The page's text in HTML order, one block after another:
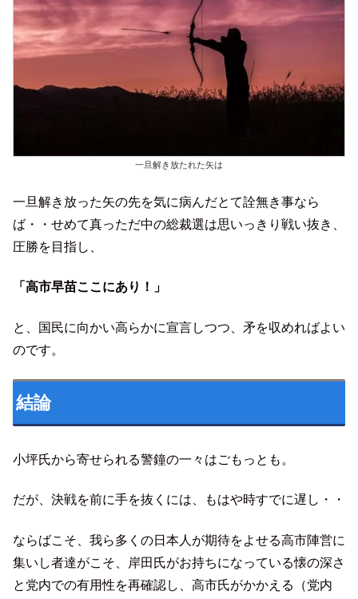
一旦解き放たれた矢は
一旦解き放った矢の先を気に病んだとて詮無き事なら
ば・・せめて真っただ中の総裁選は思いっきり戦い抜き、
圧勝を目指し、
「高市早苗ここにあり！」
と、国民に向かい高らかに宣言しつつ、矛を収めればよい
のです。
結論
小坪氏から寄せられる警鐘の一々はごもっとも。
だが、決戦を前に手を抜くには、もはや時すでに遅し・・
ならばこそ、我ら多くの日本人が期待をよせる高市陣営に
集いし者達がこそ、岸田氏がお持ちになっている懐の深さ
と党内での有用性を再確認し、高市氏がかかえる（党内